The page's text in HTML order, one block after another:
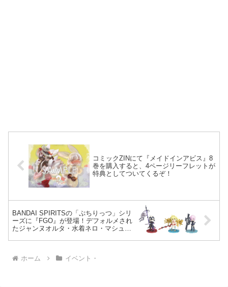
コミックZINにて『メイドインアビス』8
巻を購入すると、4ページリーフレットが
特典としてついてくるぞ！
BANDAI SPIRITSの「ぷちりっつ」シリ
ーズに『FGO』が登場！デフォルメされ
たジャンヌオルタ・水着ネロ・マシュの
ホーム イベント・